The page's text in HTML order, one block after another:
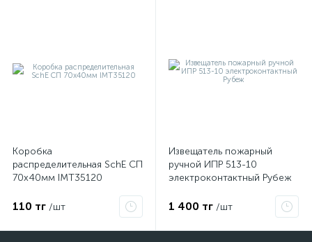
Коробка
распределительная SchE СП
70х40мм IMT35120
110 тг /шт
Извещатель пожарный
ручной ИПР 513-10
электроконтактный Рубеж
1 400 тг /шт